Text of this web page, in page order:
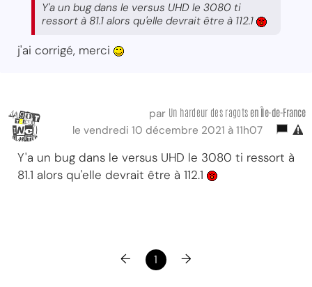
Y'a un bug dans le versus UHD le 3080 ti
ressort à 81.1 alors qu'elle devrait être à 112.1
j'ai corrigé, merci
par Un hardeur des ragots en Île-de-France
le vendredi 10 décembre 2021 à 11h07
Y'a un bug dans le versus UHD le 3080 ti ressort à
81.1 alors qu'elle devrait être à 112.1
← 1 →